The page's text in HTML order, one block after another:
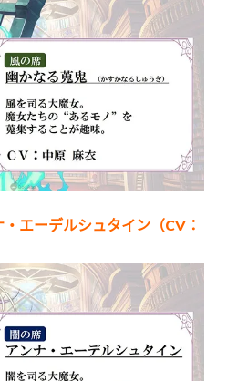
エーデルシュタイン（CV：